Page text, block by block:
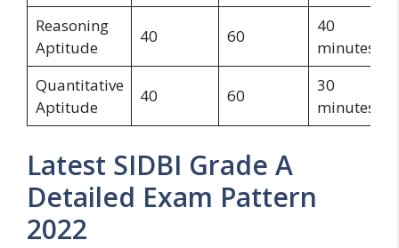
Reasoning
Aptitude
40 60
40
minutes
Quantitative
Aptitude
40 60
30
minutes
Latest SIDBI Grade A
Detailed Exam Pattern
2022